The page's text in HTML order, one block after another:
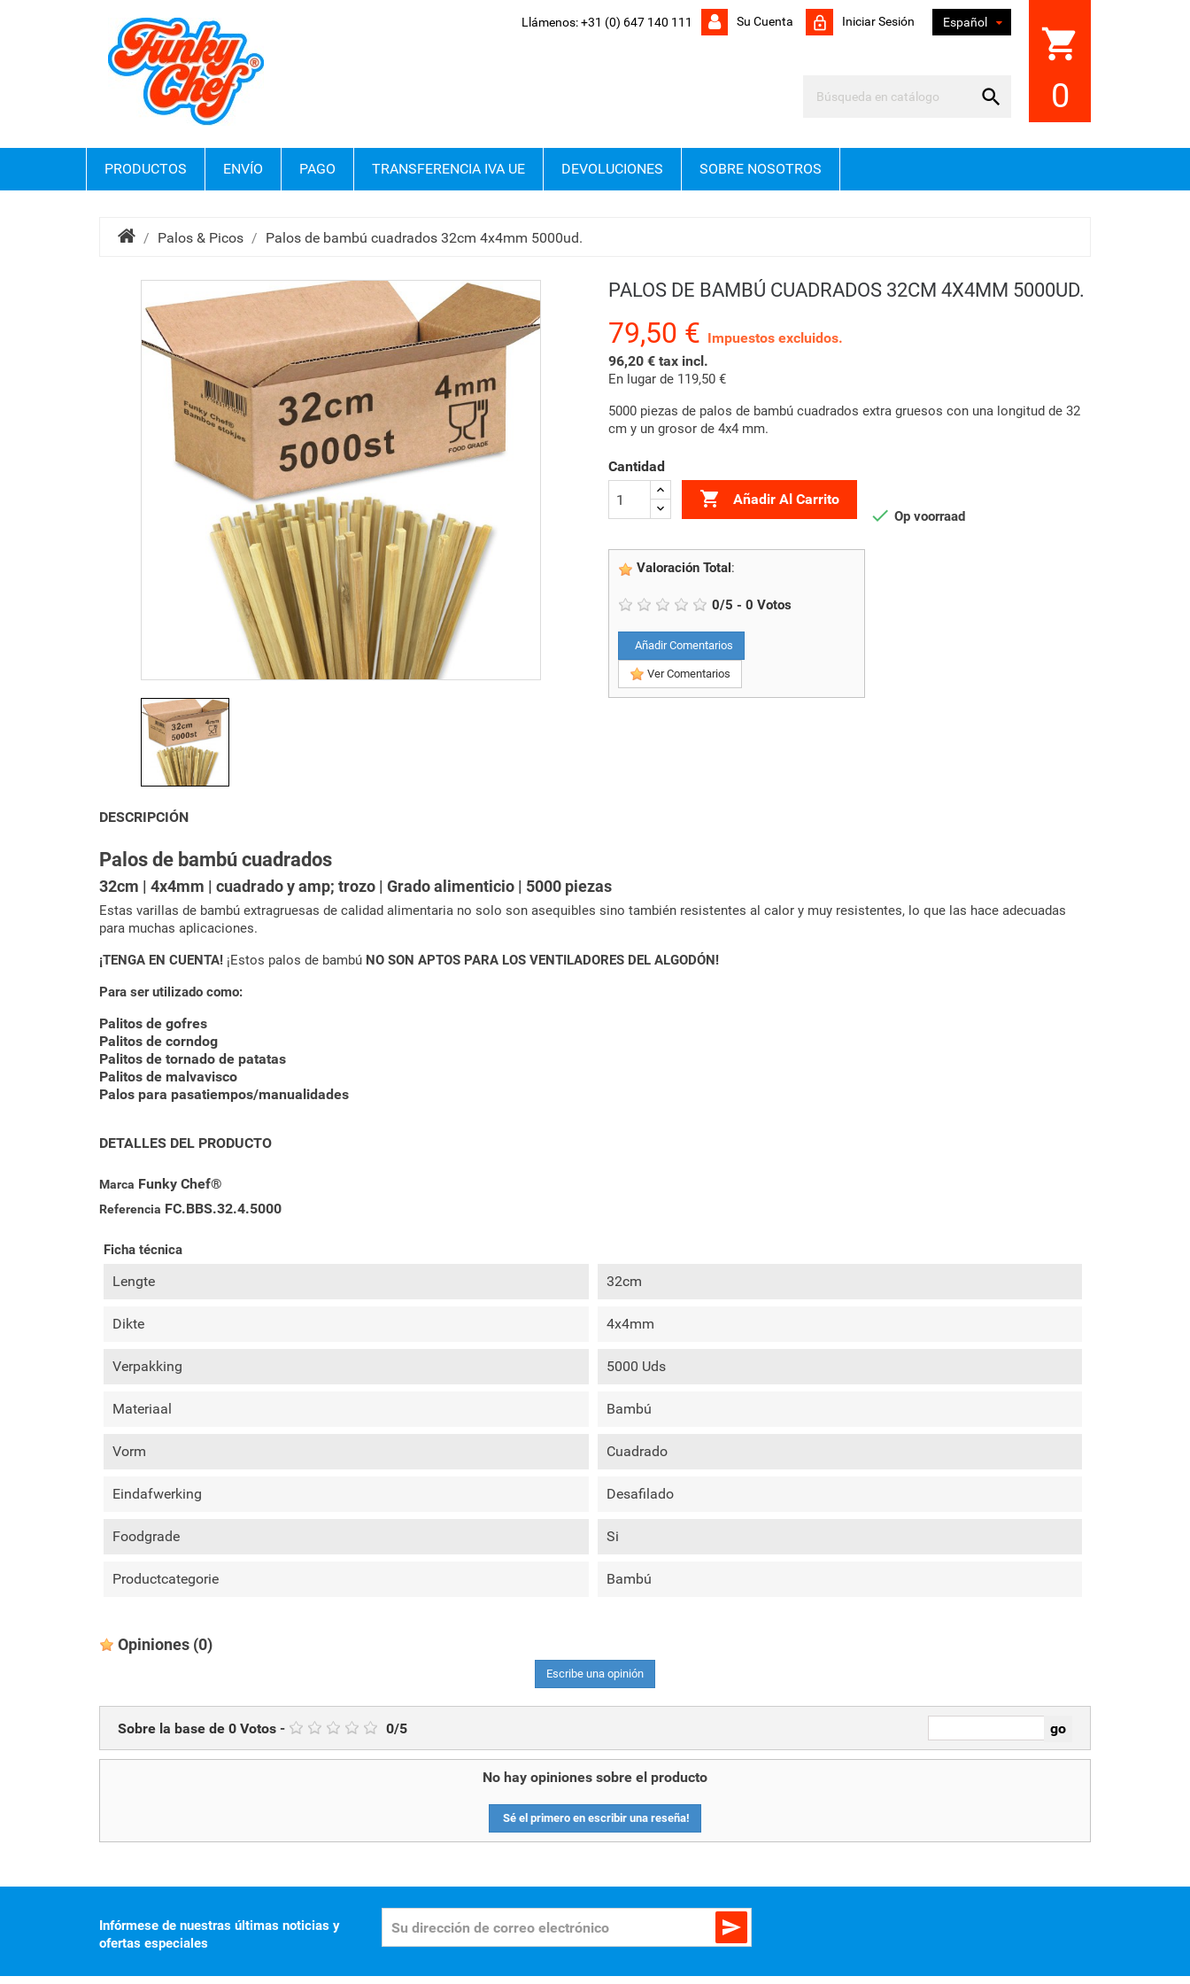
shopping_cart
0
Español
Su Cuenta  Iniciar Sesión
Llámenos:+31 (0) 647 140 111

PRODUCTOS ENVÍO PAGO TRANSFERENCIA IVA UE DEVOLUCIONES SOBRE NOSOTROS
Palos & Picos Palos de bambú cuadrados 32cm 4x4mm 5000ud.
PALOS DE BAMBÚ CUADRADOS 32CM 4X4MM 5000UD.
79,50 € Impuestos excluidos.
96,20 € tax incl.
En lugar de 119,50 €
5000 piezas de palos de bambú cuadrados extra gruesos con una longitud de 32
cm y un grosor de 4x4 mm.
Cantidad
 Añadir Al Carrito
 Op voorraad
Valoración Total:
0/5 - 0 Votos
Añadir Comentarios
Ver Comentarios
DESCRIPCIÓN
Palos de bambú cuadrados
32cm | 4x4mm | cuadrado y amp; trozo | Grado alimenticio | 5000 piezas
Estas varillas de bambú extragruesas de calidad alimentaria no solo son asequibles sino también resistentes al calor y muy resistentes, lo que las hace adecuadas
para muchas aplicaciones.
¡TENGA EN CUENTA! ¡Estos palos de bambú NO SON APTOS PARA LOS VENTILADORES DEL ALGODÓN!
Para ser utilizado como:
Palitos de gofres
Palitos de corndog
Palitos de tornado de patatas
Palitos de malvavisco
Palos para pasatiempos/manualidades
DETALLES DEL PRODUCTO
Marca Funky Chef®
Referencia FC.BBS.32.4.5000
Ficha técnica
Lengte 32cm
Dikte 4x4mm
Verpakking 5000 Uds
Materiaal Bambú
Vorm Cuadrado
Eindafwerking Desafilado
Foodgrade Si
Productcategorie Bambú
Opiniones (0)
Escribe una opinión
Sobre la base de 0 Votos - 0/5
No hay opiniones sobre el producto
Sé el primero en escribir una reseña!
Infórmese de nuestras últimas noticias y
ofertas especiales
